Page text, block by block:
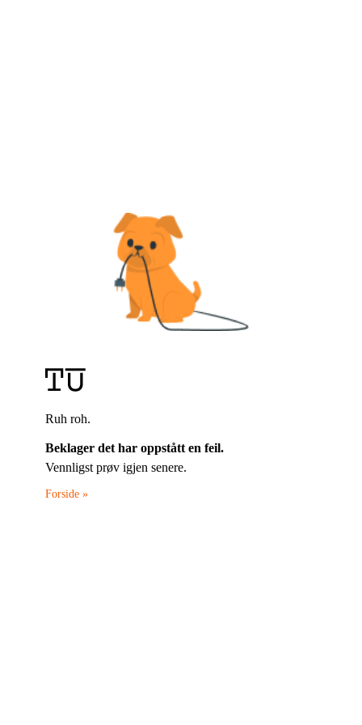
Ruh roh.
Beklager det har oppstått en feil.
Vennligst prøv igjen senere.
Forside »